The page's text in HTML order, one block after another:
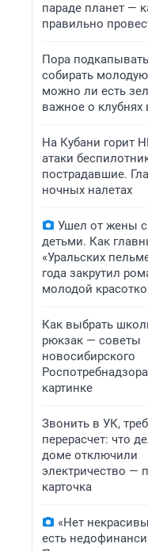
параде планет —
правильно
Пора
собирать
можно ли есть
важное о клубнях
На Кубани горит
атаки
пострадавшие.
ночных налетах
Ушел от жены
детьми. Как
«Уральских
года закрутил
молодой
Как выбрать
рюкзак — советы
новосибирского
картинке
Звонить в УК,
перерасчет: что
доме отключили
электричество —
карточка
«Нет
есть